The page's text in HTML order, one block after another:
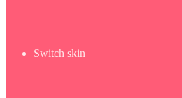
Switch skin